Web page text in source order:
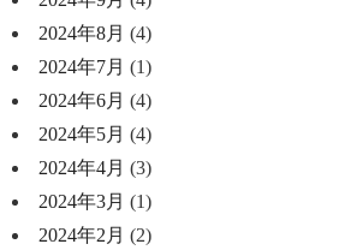
2024年8月 (4)
2024年7月 (1)
2024年6月 (4)
2024年5月 (4)
2024年4月 (3)
2024年3月 (1)
2024年2月 (2)